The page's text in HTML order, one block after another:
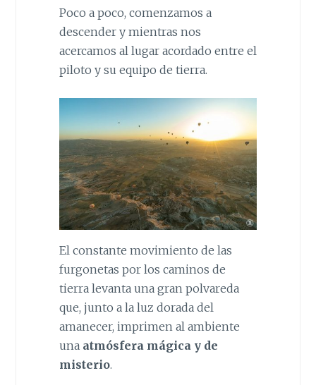
Poco a poco, comenzamos a
descender y mientras nos
acercamos al lugar acordado entre el
piloto y su equipo de tierra.
El constante movimiento de las
furgonetas por los caminos de
tierra levanta una gran polvareda
que, junto a la luz dorada del
amanecer, imprimen al ambiente
una atmósfera mágica y de
misterio.